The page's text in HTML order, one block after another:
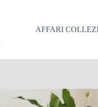
AFFARI